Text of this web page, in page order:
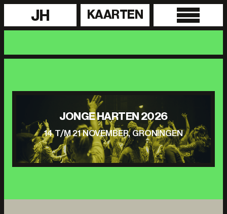
JH KAARTEN
JONGE HARTEN 2026
14 T/M 21 NOVEMBER, GRONINGEN